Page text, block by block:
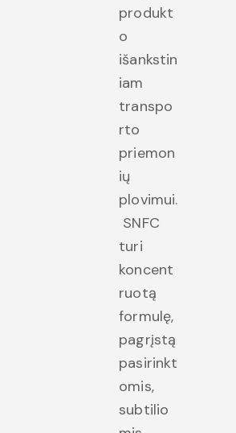
produkt
o
išankstin
iam
transpo
rto
priemon
ių
plovimui.
SNFC
turi
koncent
ruotą
formulę,
pagrįstą
pasirinkt
omis,
subtilio